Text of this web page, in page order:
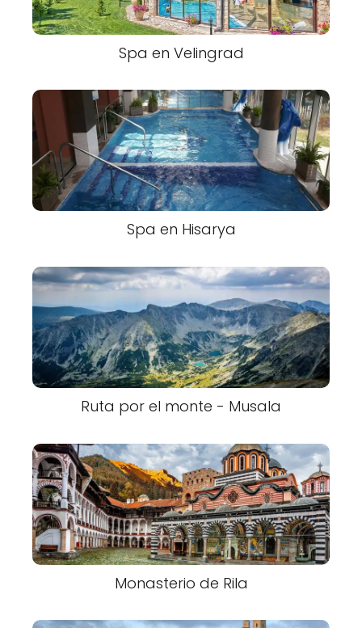
Spa en Velingrad
Spa en Hisarya
Ruta por el monte - Musala
Monasterio de Rila